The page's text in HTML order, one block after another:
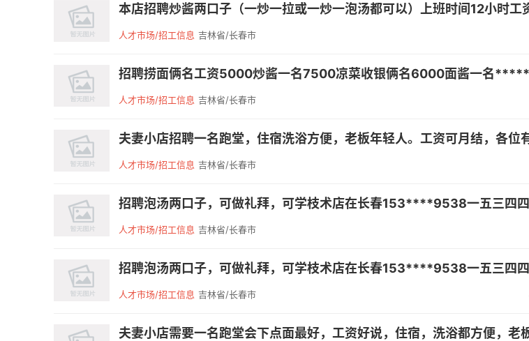
本店招聘炒酱两口子（一炒一拉或一炒一泡汤都可以）上班时间12小时工
人才市场/招工信息 吉林省/长春市
招聘捞面俩名工资5000炒酱一名7500凉菜收银俩名6000面酱一名
人才市场/招工信息 吉林省/长春市
夫妻小店招聘一名跑堂，住宿洗浴方便，老板年轻人。​工资可月结，各位
人才市场/招工信息 吉林省/长春市
招聘泡汤两口子，可做礼拜，可学枝术店在长春153****9538一五三四
人才市场/招工信息 吉林省/长春市
招聘泡汤两口子，可做礼拜，可学枝术店在长春153****9538一五三四
人才市场/招工信息 吉林省/长春市
夫妻小店需要一名跑堂会下点面最好，工资好说，住宿，洗浴都方便，老